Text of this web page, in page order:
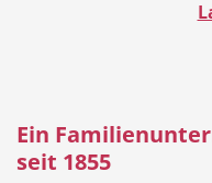
Ein
seit 1855